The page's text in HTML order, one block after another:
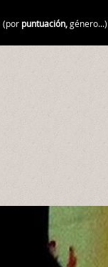
(por puntuación,género...)